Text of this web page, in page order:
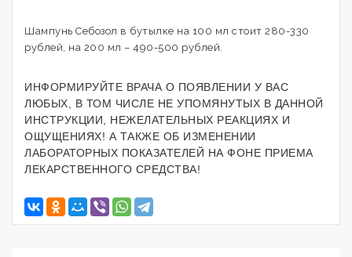
Шампунь Себозол в бутылке на 100 мл стоит 280-330
рублей, на 200 мл – 490-500 рублей.
ИНФОРМИРУЙТЕ ВРАЧА О ПОЯВЛЕНИИ У ВАС
ЛЮБЫХ, В ТОМ ЧИСЛЕ НЕ УПОМЯНУТЫХ В ДАННОЙ
ИНСТРУКЦИИ, НЕЖЕЛАТЕЛЬНЫХ РЕАКЦИЯХ И
ОЩУЩЕНИЯХ! А ТАКЖЕ ОБ ИЗМЕНЕНИИ
ЛАБОРАТОРНЫХ ПОКАЗАТЕЛЕЙ НА ФОНЕ ПРИЕМА
ЛЕКАРСТВЕННОГО СРЕДСТВА!